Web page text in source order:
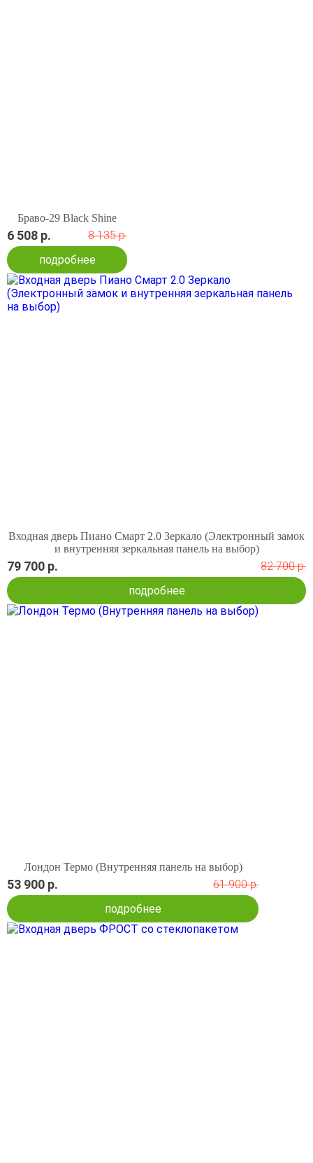
Браво-29 Black Shine
6 508 р.
8 135 р.
подробнее
Входная дверь Пиано Смарт 2.0 Зеркало (Электронный замок
и внутренняя зеркальная панель на выбор)
79 700 р.
82 700 р.
подробнее
Лондон Термо (Внутренняя панель на выбор)
53 900 р.
61 900 р.
подробнее